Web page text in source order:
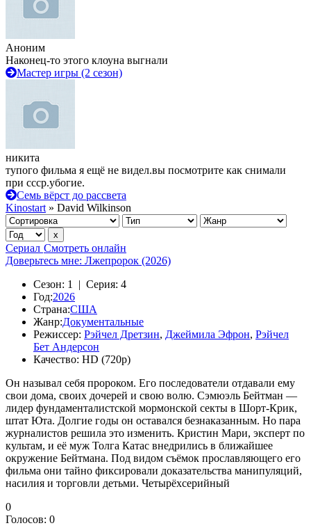
Аноним
Наконец-то этого клоуна выгнали
Мастер игры (2 сезон)
никита
тупого фильма я ещё не видел.вы посмотрите как снимали
при ссср.убогие.
Семь вёрст до рассвета
Kinostart » David Wilkinson
Сериал Смотреть онлайн
Доверьтесь мне: Лжепророк (2026)
Сезон: 1 | Серия: 4
Год:2026
Страна:США
Жанр:Документальные
Режиссер: Рэйчел Дретзин, Джеймила Эфрон, Рэйчел
Бет Андерсон
Качество: HD (720p)
Он называл себя пророком. Его последователи отдавали ему
свои дома, своих дочерей и свою волю. Сэмюэль Бейтман —
лидер фундаменталистской мормонской секты в Шорт-Крик,
штат Юта. Долгие годы он оставался безнаказанным. Но пара
журналистов решила это изменить. Кристин Мари, эксперт по
культам, и её муж Толга Катас внедрились в ближайшее
окружение Бейтмана. Под видом съёмок прославляющего его
фильма они тайно фиксировали доказательства манипуляций,
насилия и торговли детьми. Четырёхсерийный
0
Голосов: 0